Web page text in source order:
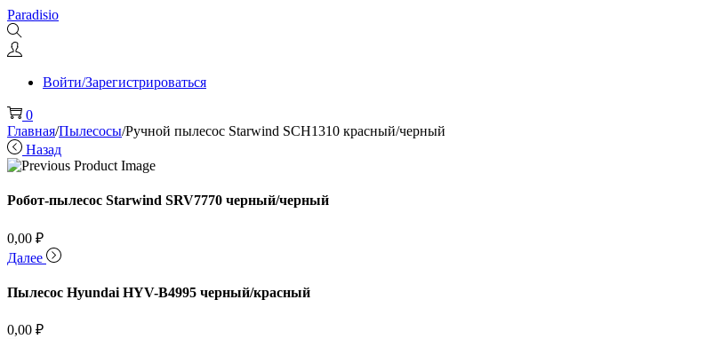
Перейти
к
навигации
Перейти
к
содержимому
Paradisio
Войти/Зарегистрироваться
0
Главная/Пылесосы/Ручной пылесос Starwind SCH1310 красный/черный
Назад
Робот-пылесос Starwind SRV7770 черный/черный
0,00 ₽
Далее
Пылесос Hyundai HYV-B4995 черный/красный
0,00 ₽